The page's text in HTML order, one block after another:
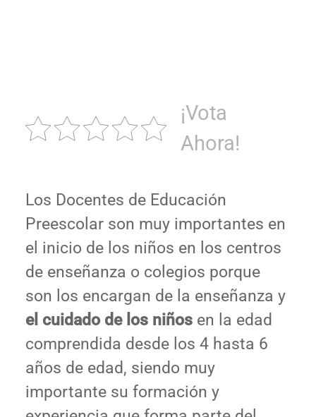
¡Vota
Ahora!
Los Docentes de Educación
Preescolar son muy importantes en
el inicio de los niños en los centros
de enseñanza o colegios porque
son los encargan de la enseñanza y
el cuidado de los niñosen la edad
comprendida desde los 4 hasta 6
años de edad, siendo muy
importante su formación y